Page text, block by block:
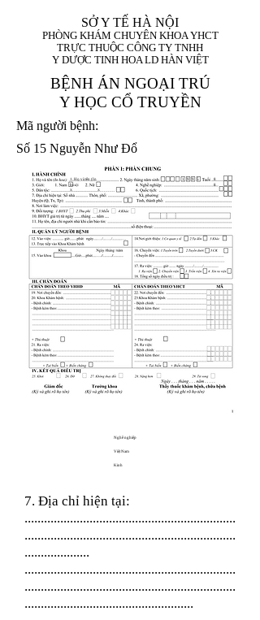
SỞ Y TẾ HÀ NỘI
PHÒNG KHÁM CHUYÊN KHOA YHCT
TRỰC THUỘC CÔNG TY TNHH
Y DƯỢC TINH HOA LD HÀN VIỆT
BỆNH ÁN NGOẠI TRÚ
Y HỌC CỔ TRUYỀN
Mã người bệnh:
Số 15 Nguyễn Như Đổ
1. Họ và tên (In
hoa):
1 9 9 5
8
8
X
X
Nghề nghiệp
Việt Nam
Kinh
7. Địa chỉ hiện tại:
.................................................................
.................................................................
....................
.................................................................
.................................................................
....................................................